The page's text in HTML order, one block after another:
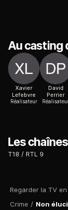
Regarder la TV
Crime / Non
Au casting
Xavier
Lefebvre
Réalisateur
David
Perrier
Les
T18 RTL 9